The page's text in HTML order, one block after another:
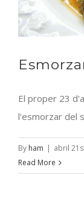
El proper 23
l'esmorzar del
By ham | abril
Read More